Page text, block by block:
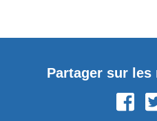
Partager sur les